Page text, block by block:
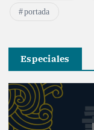
portada
Especiales